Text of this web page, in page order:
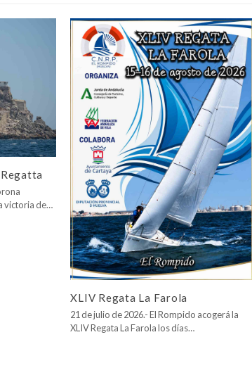
victoria de…
XLIV Regata La Farola
21 de julio de 2026.- El Rompido acogerá la
XLIV Regata La Farola los días…